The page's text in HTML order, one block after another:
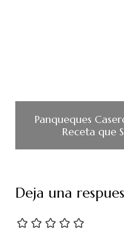
Panqueques
Receta que
Deja una